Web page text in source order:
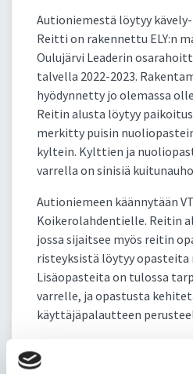
Autioniemestä löytyy
Reitti on rakennettu ELY:n
Oulujärvi Leaderin
talvella 2022-2023.
hyödynnetty jo olemassa
Reitin alusta löytyy
merkitty puisin
kyltein. Kylttien ja
varrella on sinisiä
Autioniemeen käännytään
Koikerolahdentielle. Reitin
jossa sijaitsee myös reitin
risteyksistä löytyy opasteita
Lisäopasteita on tulossa
varrelle, ja opastusta
käyttäjäpalautteen
Talvikaudella reittiä